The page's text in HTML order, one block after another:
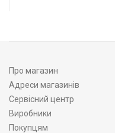
Про магазин
Адреси магазинів
Сервісний центр
Виробники
Покупцям